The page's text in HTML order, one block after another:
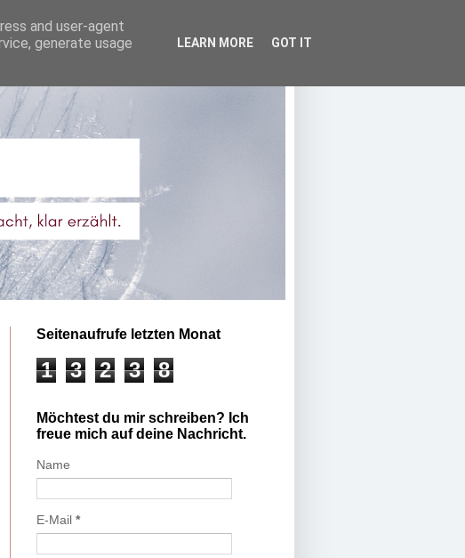
Seitenaufrufe letzten Monat
1 3 2 3 8
Möchtest du mir schreiben? Ich
freue mich auf deine Nachricht.
Name
E-Mail *
and user-agent
generate usage
LEARN MORE GOT IT